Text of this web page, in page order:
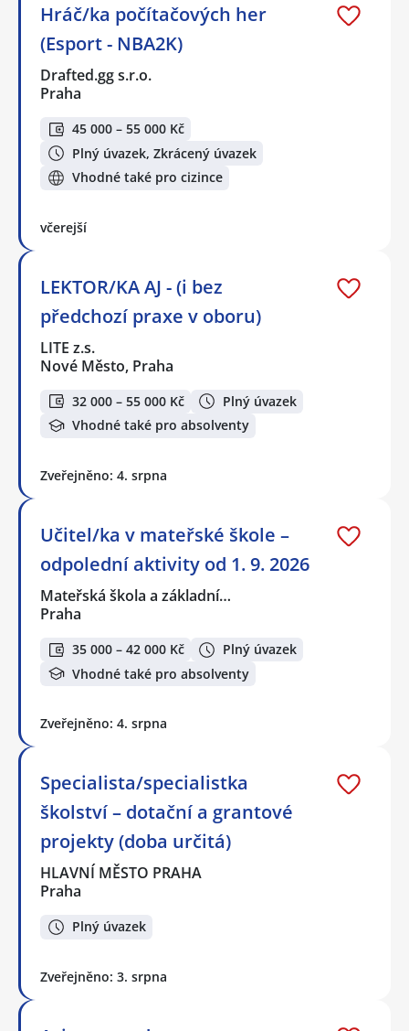
Hráč/ka počítačových her
(Esport - NBA2K)
Drafted.gg s.r.o.
Praha
45 000 – 55 000 Kč
Plný úvazek, Zkrácený úvazek
Vhodné také pro cizince
včerejší
LEKTOR/KA AJ - (i bez
předchozí praxe v oboru)
LITE z.s.
Nové Město, Praha
32 000 – 55 000 Kč
Plný úvazek
Vhodné také pro absolventy
Zveřejněno: 4. srpna
Učitel/ka v mateřské škole –
odpolední aktivity od 1. 9. 2026
Mateřská škola a základní…
Praha
35 000 – 42 000 Kč
Plný úvazek
Vhodné také pro absolventy
Zveřejněno: 4. srpna
Specialista/specialistka
školství – dotační a grantové
projekty (doba určitá)
HLAVNÍ MĚSTO PRAHA
Praha
Plný úvazek
Zveřejněno: 3. srpna